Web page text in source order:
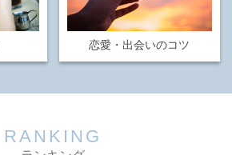
恋愛・出会いのコツ
RANKING